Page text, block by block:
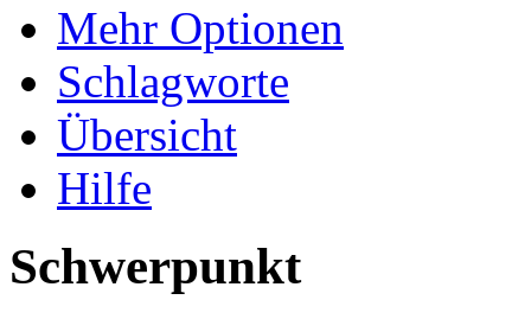
Mehr Optionen
Schlagworte
Übersicht
Hilfe
Schwerpunkt